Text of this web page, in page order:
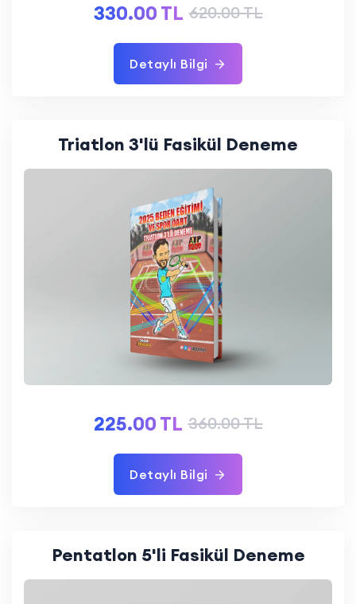
330.00 TL 620.00 TL
Detaylı Bilgi
Triatlon 3'lü Fasikül Deneme
225.00 TL 360.00 TL
Detaylı Bilgi
Pentatlon 5'li Fasikül Deneme